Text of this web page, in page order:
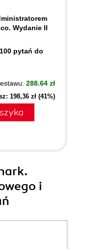
Wydanie II
pytań do
288.64 zł
198,36 zł (41%)
i